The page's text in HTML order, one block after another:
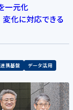
一元化
変化に対応できる
携基盤 データ活用